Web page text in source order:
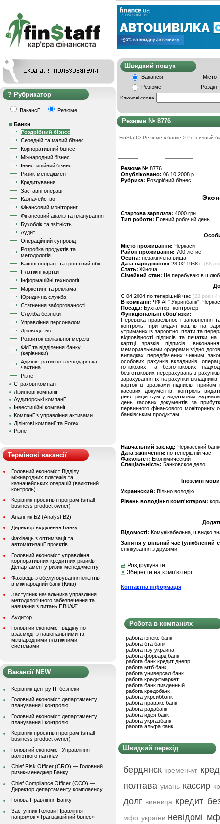
Рубрикатор
Вакансії Резюме
Банки
Роздрібний бізнес
Середній та малий бізнес
Корпоративний бізнес
Міжнародний бізнес
Інвестиційний бізнес
Ризик-менеджмент
Кредитування
Заставні операції
Казначейство
Фінансовий моніторинг
Фінансовий аналіз та планування
Бухоблік та звітність
Аудит
Операційний супровід
Розробка продуктів та
методологія
Касові операції та грошовий обіг
Платіжні картки
Інформаційні технології
Маркетинг та реклама
Юридична служба
Стягнення заборгованості
Служба безпеки
Управління персоналом
Діловодство
Розвиток філіальної мережі
Філії та відділення банку
(керівники)
Адміністративно-господарська
частина
Різне
Страхові компанії
Лізингові компанії
Аудиторські компанії
Інвестиційні компанії
Компанії з управління активами
Ділінгові компанії та Forex
Різне
Термінові вакансії
Головний економіст Відділу
міжнародних платежів та
казначейських операцій (валютний
контроль)
Керівник проєктів і програм (small
business product owner)
Аналітик Б2 (Analyst B2)
Директор відділення Банку
Фахівець з оптимізації та
автоматизації проєктів
Головний економіст управління
корпоративних кредитних ризиків
Департаменту ризик-менеджменту
Фахівець з обслуговування клієнтів
в міжнародний банк (Київ)
Заступник начальника управління
методологічного забезпечення та
навчання з питань ПВК/ФТ
Аудитор
Головний економіст відділу по
взаємодії з національними та
міжнародними платіжними
системами
Вакансії NEW
Керівник центру ІТ-безпеки
Головний економіст департаменту
планування і контролю
Головний економіст департаменту
планування і контролю
Керівник проєктів і програм (small
business product owner)
Головний економіст Управління
валютного нагляду
Chief Risk Officer (CRO) — Головний
ризик-менеджер Банку
Chief Compliance Officer (CCO) —
Директор департаменту комплаєнсу
Голова Правління Банку
Заступник Голови Правління -
напрямок «Транзакційний бізнес»
Швидкий
Вакансія
Місто
Резюме
Розділ
Ключові слова
Резюме № 8776
FinStaff > Резюме в банке > Розничный
Резюме № 8776
Опубліковано: 06.10.2008 р.
Рубрика: Роздрібний бізнес
Стартова зарплата: 4000 грн.
Тип роботи: Повний робочий день
Місто проживання: Черкаси
Район проживання: 700-летие
Освіта: незакінчена вища
Дата народження: 23.02.1968 г. (58
Стать: Жіноча
Сімейний стан: Не перебуваю в
C 04.2004 по теперішній час (22 роки 4
В компанії: ЧФ АТ" Укринбанк",
Посада: Бухгалтер- контролер
Функціональні обов'язки:
Перевірка правельності заповнення
контроль, при видачі коштів на
утриманих із заробітної плати та
відповідності підписів та печатки
картці зразків підписів,
мемориальними ордерами згідно
випадках передбачених чинним
особових рахунків вкладників,
готівкових та безготівкових
безготівкових перерахувань з
зарахування їх на рахунки
карток із зразками підписів, прийом
касових документів, контроль
реєстрація сум у видаткових
день касових документів за
первинного фінансового моніторингу
банківським продуктам.
Навчальний заклад: Черкасский
Дата закінчення: по теперішній час
Факультет: Економический
Спеціальність: Банковское дело
Іноземні
Украинский: Вільно володію
Рівень володіння комп'ютером:
Відомості: Комунікабельна, швидко
Заняття у вільний час (улюблений
спілкування з друзями.
Роздрукувати
Зберегти на комп'ютері
Контактна інформація
Робота в компаніях
работа юнекс банк
работа бта банк
работа пзу украина
работа форвард банк
работа банк кредит днепр
работа мтб банк
работа универсал банк
работа кредитмаркет
работа банк пивденный
работа кредобанк
работа укрсиббанк
работа правэкс банк
работа радабанк
работа идея банк
работа укргазбанк
работа альфа банк
Швидкий перехід
бердянск кременчуг
полтава умань кассир
долг винница кредит
мфо україни невідомі